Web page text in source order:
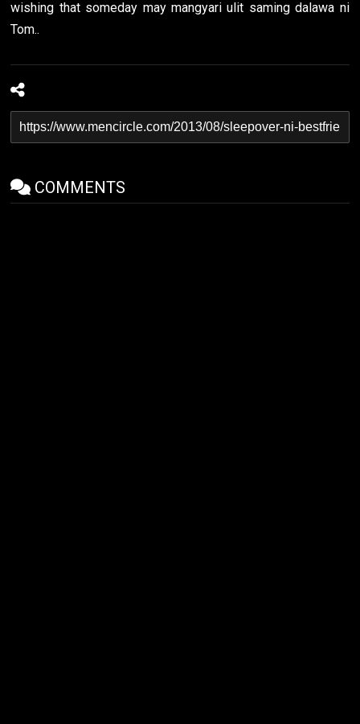
wishing that someday may mangyari ulit saming dalawa ni
Tom..
COMMENTS